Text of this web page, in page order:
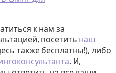
к нам за
посетить наш
также бесплатны!), либо
. И,